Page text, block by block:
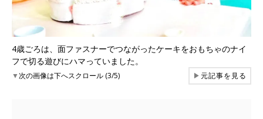
4歳ごろは、面ファスナーでつながったケーキをおもちゃのナイ
フで切る遊びにハマっていました。
▼次の画像は下へスクロール (3/5) ▶元記事を見る